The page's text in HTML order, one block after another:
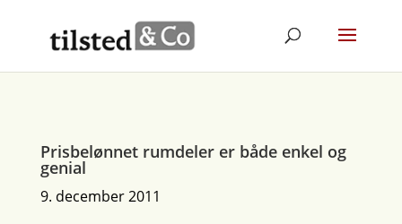
Prisbelønnet rumdeler er både enkel og
genial
9. december 2011